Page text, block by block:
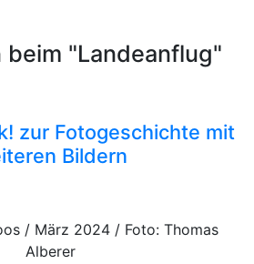
beim "Landeanflug"
zur Fotogeschichte mit
Bildern
/ März 2024 / Foto: Thomas
Alberer